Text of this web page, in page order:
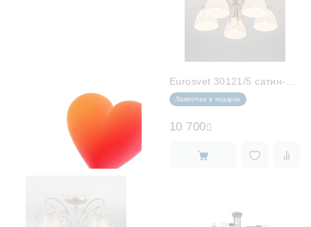
Лампочки в подарок
10 700